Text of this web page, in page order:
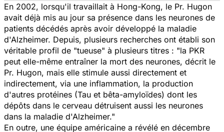
En 2002, lorsqu'il travaillait à Hong-Kong, le Pr. Hugon
avait déjà mis au jour sa présence dans les neurones de
patients décédés après avoir développé la maladie
d'Alzheimer. Depuis, plusieurs recherches ont établi son
véritable profil de "tueuse" à plusieurs titres : "la PKR
peut elle-même entraîner la mort des neurones, décrit le
Pr. Hugon, mais elle stimule aussi directement et
indirectement, via une inflammation, la production
d'autres protéines (Tau et bêta-amyloïdes) dont les
dépôts dans le cerveau détruisent aussi les neurones
dans la maladie d'Alzheimer."
En outre, une équipe américaine a révélé en décembre